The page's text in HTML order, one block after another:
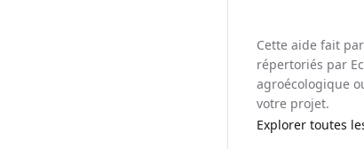
Cette aide fait
répertoriés par
agroécologique
votre projet.
Explorer toutes